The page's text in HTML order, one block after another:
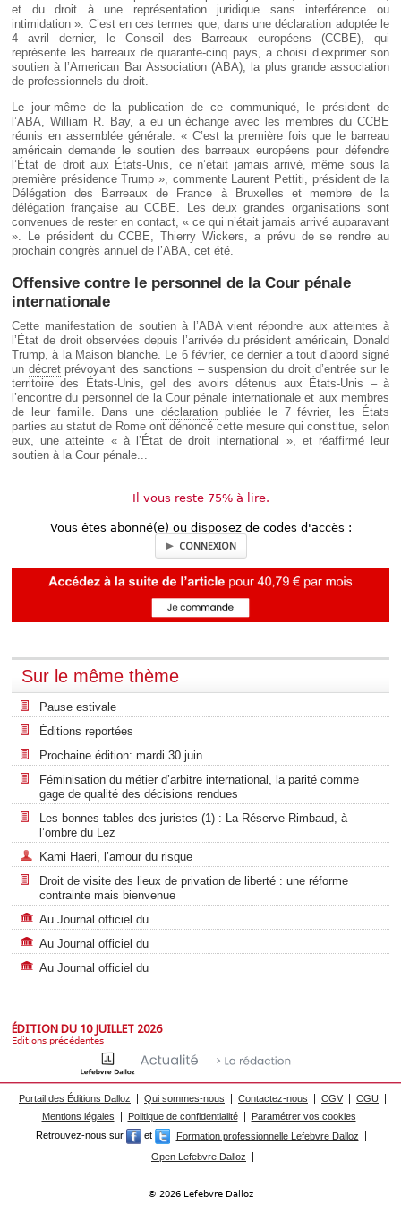
et du droit à une représentation juridique sans interférence ou
intimidation ». C’est en ces termes que, dans une déclaration adoptée le
4 avril dernier, le Conseil des Barreaux européens (CCBE), qui
représente les barreaux de quarante-cinq pays, a choisi d’exprimer son
soutien à l’American Bar Association (ABA), la plus grande association
de professionnels du droit.
Le jour-même de la publication de ce communiqué, le président de
l’ABA, William R. Bay, a eu un échange avec les membres du CCBE
réunis en assemblée générale. « C’est la première fois que le barreau
américain demande le soutien des barreaux européens pour défendre
l’État de droit aux États-Unis, ce n’était jamais arrivé, même sous la
première présidence Trump », commente Laurent Pettiti, président de la
Délégation des Barreaux de France à Bruxelles et membre de la
délégation française au CCBE. Les deux grandes organisations sont
convenues de rester en contact, « ce qui n’était jamais arrivé auparavant
». Le président du CCBE, Thierry Wickers, a prévu de se rendre au
prochain congrès annuel de l’ABA, cet été.
Offensive contre le personnel de la Cour pénale
internationale
Cette manifestation de soutien à l’ABA vient répondre aux atteintes à
l’État de droit observées depuis l’arrivée du président américain, Donald
Trump, à la Maison blanche. Le 6 février, ce dernier a tout d’abord signé
un décretprévoyant des sanctions – suspension du droit d’entrée sur le
territoire des États-Unis, gel des avoirs détenus aux États-Unis – à
l’encontre du personnel de la Cour pénale internationale et aux membres
de leur famille. Dans unedéclaration publiée le 7 février, les États
parties au statut de Rome ont dénoncé cette mesure qui constitue, selon
eux, une atteinte « à l’État de droit international », et réaffirmé leur
soutien à la Cour pénale...
Il vous reste 75% à lire.
Vous êtes abonné(e) ou disposez de codes d'accès :
CONNEXION
Sur le même thème
Pause estivale
Éditions reportées
Prochaine édition: mardi 30 juin
Féminisation du métier d’arbitre international, la parité comme
gage de qualité des décisions rendues
Les bonnes tables des juristes (1) : La Réserve Rimbaud, à
l’ombre du Lez
Kami Haeri, l’amour du risque
Droit de visite des lieux de privation de liberté : une réforme
contrainte mais bienvenue
Au Journal officiel du
Au Journal officiel du
Au Journal officiel du
ÉDITION DU 10 JUILLET 2026
Éditions précédentes
Portail des Éditions Dalloz Qui sommes-nous Contactez-nous CGV
CGU
Mentions légales
Politique de confidentialité
Paramétrer vos cookies
Retrouvez-nous sur
et
Formation professionnelle Lefebvre Dalloz
Open Lefebvre Dalloz
© 2026 Lefebvre Dalloz